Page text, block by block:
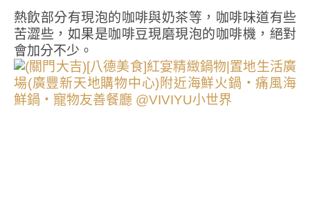
熱飲部分有現泡的咖啡與奶茶等，咖啡味道有些
苦澀些，如果是咖啡豆現磨現泡的咖啡機，絕對
會加分不少。